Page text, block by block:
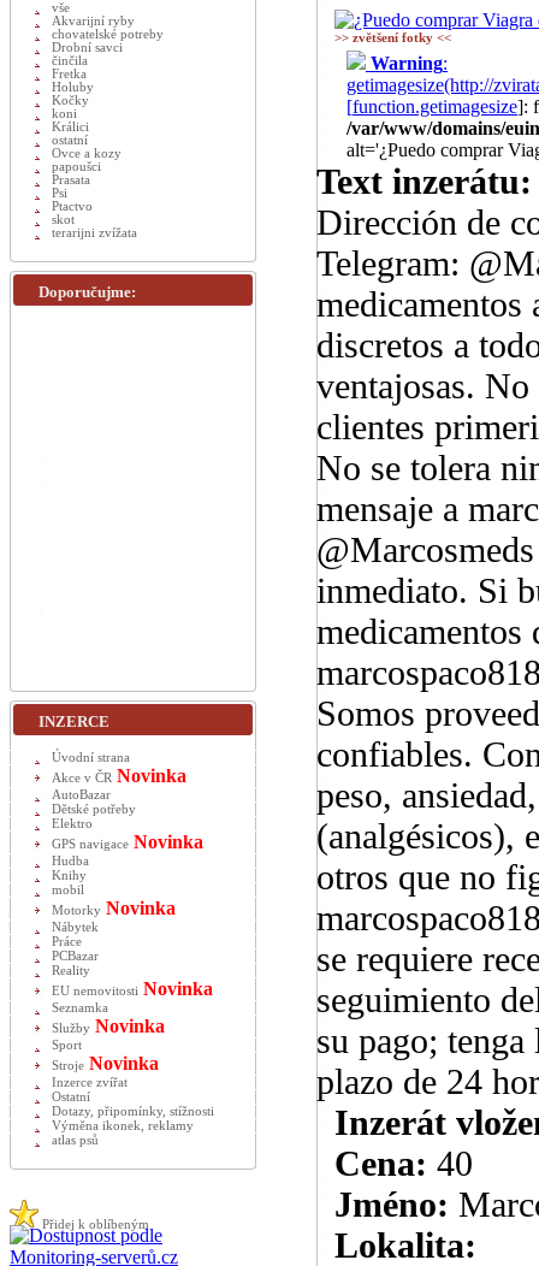
>> zvětšení fotky <<
Warning:
getimagesize(http://
[function.getimagesize]:
/var/www/domains/
alt='¿Puedo comprar
Text inzerátu:
Dirección de
Telegram:
medicamentos
discretos a
ventajosas.
clientes
No se tolera
mensaje a
inmediato. Si
medicamentos
Somos
confiables.
peso,
(analgésicos),
otros que no
se requiere
seguimiento
su pago;
plazo de 24
Inzerát
Cena: 40
Jméno:
Lokalita:
vše
Akvarijní ryby
chovatelské potreby
Drobní savci
činčila
Fretka
Holuby
Kočky
koni
Králici
ostatní
Ovce a kozy
papoušci
Prasata
Psi
Ptactvo
skot
terarijni zvížata
Doporučujme:
INZERCE
Úvodní strana
Akce v ČR Novinka
AutoBazar
Dětské potřeby
Elektro
GPS navigace Novinka
Hudba
Knihy
mobil
Motorky Novinka
Nábytek
Práce
PCBazar
Reality
EU nemovitosti Novinka
Seznamka
Služby Novinka
Sport
Stroje Novinka
Inzerce zvířat
Ostatní
Dotazy, připomínky, stížnosti
Výměna ikonek, reklamy
atlas psů
Přidej k oblíbeným